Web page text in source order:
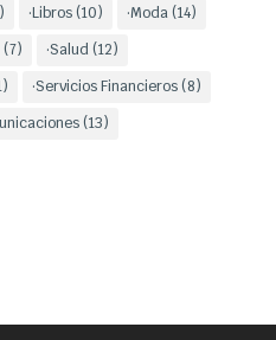
·Libros(10) ·Moda(14)
(7) ·Salud (12)
·Servicios Financieros(8)
(13)